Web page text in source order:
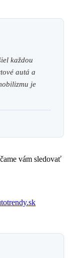
každou
autá a
je
vám sledovať